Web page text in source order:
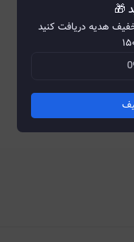
🎁
هدیه دریافت کنید